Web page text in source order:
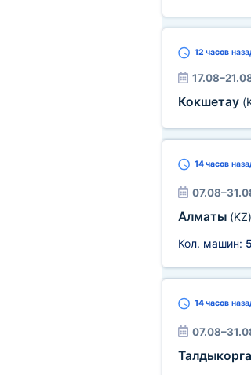
12 часов
Кокшетау
14 часов
Алматы (KZ)
Кол. машин: 5
14 часов